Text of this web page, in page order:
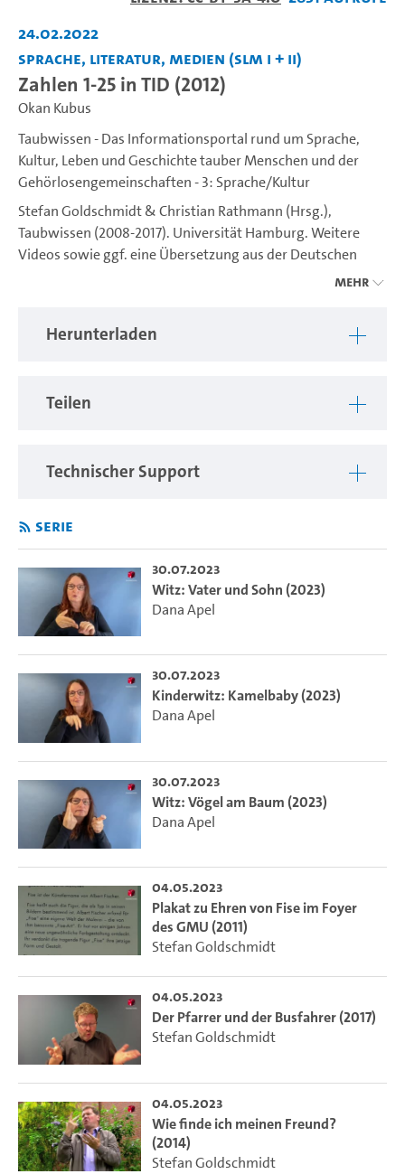
24.02.2022
Sprache, Literatur, Medien (SLM I + II)
Zahlen 1-25 in TID (2012)
Okan Kubus
Taubwissen - Das Informationsportal rund um Sprache,
Kultur, Leben und Geschichte tauber Menschen und der
Gehörlosengemeinschaften - 3: Sprache/Kultur
Stefan Goldschmidt & Christian Rathmann (Hrsg.),
Taubwissen (2008-2017). Universität Hamburg. Weitere
Videos sowie ggf. eine Übersetzung aus der Deutschen
Gebärdensprache und Kommunikation Gehörloser).
Mehr
Herunterladen
Teilen
Technischer Support
Serie
30.07.2023
Witz: Vater und Sohn (2023)
Dana Apel
30.07.2023
Kinderwitz: Kamelbaby (2023)
Dana Apel
30.07.2023
Witz: Vögel am Baum (2023)
Dana Apel
04.05.2023
Plakat zu Ehren von Fise im Foyer
des GMU (2011)
Stefan Goldschmidt
04.05.2023
Der Pfarrer und der Busfahrer (2017)
Stefan Goldschmidt
04.05.2023
Wie finde ich meinen Freund?
(2014)
Stefan Goldschmidt